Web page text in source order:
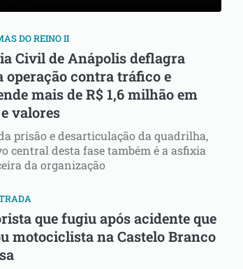
DO REINO II
Civil de Anápolis deflagra
operação contra tráfico e
mais de R$ 1,6 milhão em
valores
prisão e desarticulação da quadrilha,
central desta fase também é a asfixia
da organização
que fugiu após acidente que
motociclista na Castelo Branco